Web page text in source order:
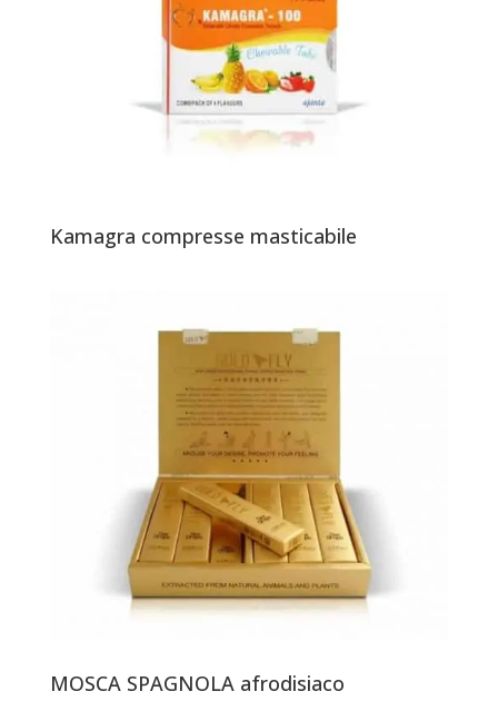
Kamagra compresse masticabile
MOSCA SPAGNOLA afrodisiaco